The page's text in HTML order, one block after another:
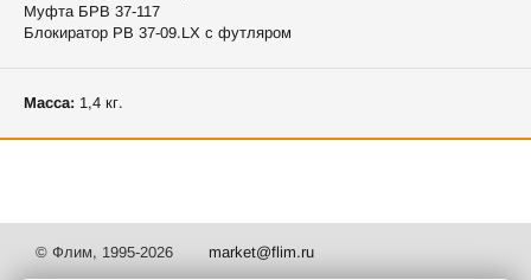
Муфта БРВ 37-117
Блокиратор РВ 37-09.LX с футляром
Масса: 1,4 кг.
© Флим, 1995-2026 market@flim.ru